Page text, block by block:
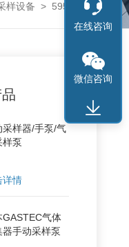
样设备 > 595-001硫化氢被动式采样器
采样器/手泵/气
样泵
详情
GASTEC气体
器手动采样泵
在线咨询
微信咨询